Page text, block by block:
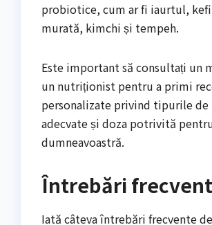
probiotice, cum ar fi iaurtul,
murată, kimchi și tempeh.
Este important să consultați un
un nutriționist pentru a primi
personalizate privind tipurile
adecvate și doza potrivită
dumneavoastră.
Întrebări
Iată câteva întrebări frecvente